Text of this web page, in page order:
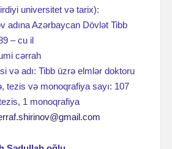
universitet və tarix):
adına Azərbaycan Dövlət Tibb
– cu il
cərrah
və adı: Tibb üzrə elmlər doktoru
tezis və monoqrafiya sayı: 107
1 monoqrafiya